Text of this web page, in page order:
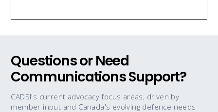
Questions or Need
Communications Support?
CADSI's current advocacy focus areas, driven by
member input and Canada's evolving defence needs